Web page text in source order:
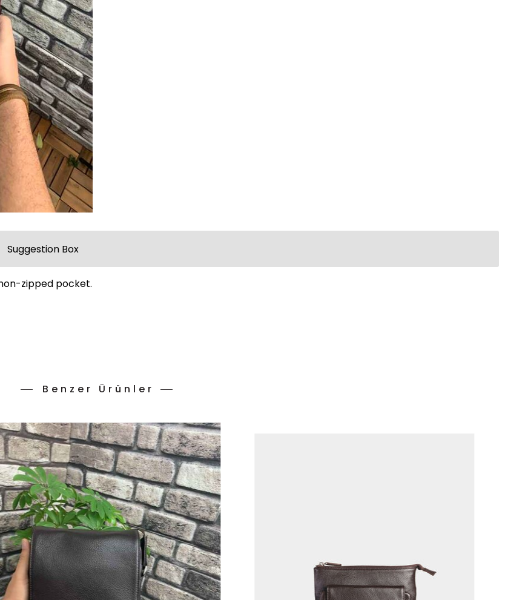
Suggestion Box
zipped pocket.
Benzer Ürünler